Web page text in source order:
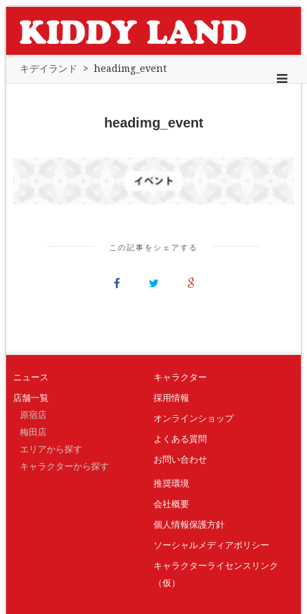
キデイランド > headimg_event
headimg_event
この記事をシェアする
ニュース
店舗一覧
原宿店
梅田店
エリアから探す
キャラクターから探す
キャラクター
採用情報
オンラインショップ
よくある質問
お問い合わせ
推奨環境
会社概要
個人情報保護方針
ソーシャルメディアポリシー
キャラクターライセンスリンク
（仮）